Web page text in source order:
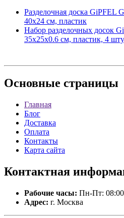
Разделочная доска GiPFEL
40х24 см, пластик
Набор разделочных досок
35х25х0.6 см, пластик, 4
Основные страницы
Главная
Блог
Доставка
Оплата
Контакты
Карта сайта
Контактная
Рабочие часы: Пн-Пт:
Адрес: г. Москва